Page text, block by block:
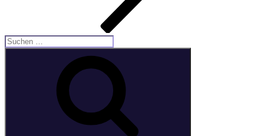
Suche
nach: